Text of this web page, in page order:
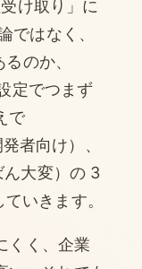
け取り」に
ではなく、
のか、
定でつまず
で
者向け）、
大変）の 3
いきます。
くく、企業